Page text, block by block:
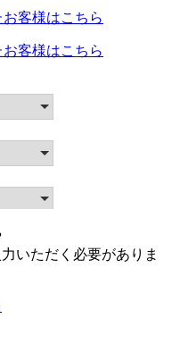
お客様はこちら
お客様はこちら
いただく必要がありま